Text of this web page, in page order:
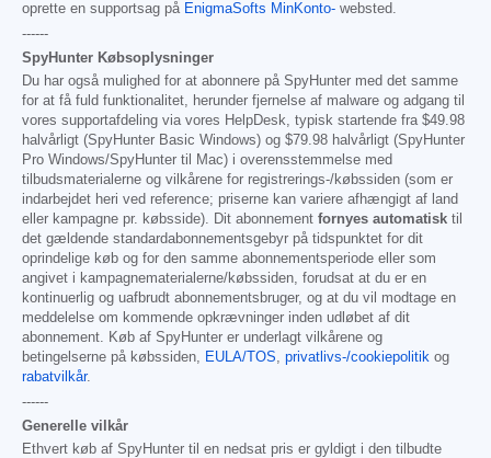
oprette en supportsag på EnigmaSofts MinKonto- websted.
------
SpyHunter Købsoplysninger
Du har også mulighed for at abonnere på SpyHunter med det samme
for at få fuld funktionalitet, herunder fjernelse af malware og adgang til
vores supportafdeling via vores HelpDesk, typisk startende fra $49.98
halvårligt (SpyHunter Basic Windows) og $79.98 halvårligt (SpyHunter
Pro Windows/SpyHunter til Mac) i overensstemmelse med
tilbudsmaterialerne og vilkårene for registrerings-/købssiden (som er
indarbejdet heri ved reference; priserne kan variere afhængigt af land
eller kampagne pr. købsside). Dit abonnement fornyes automatisk til
det gældende standardabonnementsgebyr på tidspunktet for dit
oprindelige køb og for den samme abonnementsperiode eller som
angivet i kampagnematerialerne/købssiden, forudsat at du er en
kontinuerlig og uafbrudt abonnementsbruger, og at du vil modtage en
meddelelse om kommende opkrævninger inden udløbet af dit
abonnement. Køb af SpyHunter er underlagt vilkårene og
betingelserne på købssiden, EULA/TOS, privatlivs-/cookiepolitik og
rabatvilkår.
------
Generelle vilkår
Ethvert køb af SpyHunter til en nedsat pris er gyldigt i den tilbudte